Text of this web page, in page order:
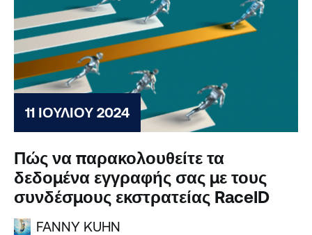
11 ΙΟΥΛΊΟΥ 2024
Πώς να παρακολουθείτε τα
δεδομένα εγγραφής σας με τους
συνδέσμους εκστρατείας RaceID
FANNY KUHN